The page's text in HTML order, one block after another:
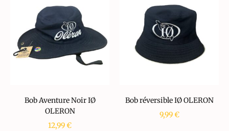
Bob Aventure Noir IØ
OLERON
12,99€
Bob réversible IØ OLERON
9,99€